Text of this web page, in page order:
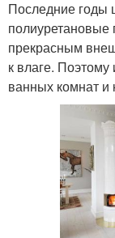
Последние годы
полиуретановые
прекрасным
к влаге. Поэтому
ванных комнат и